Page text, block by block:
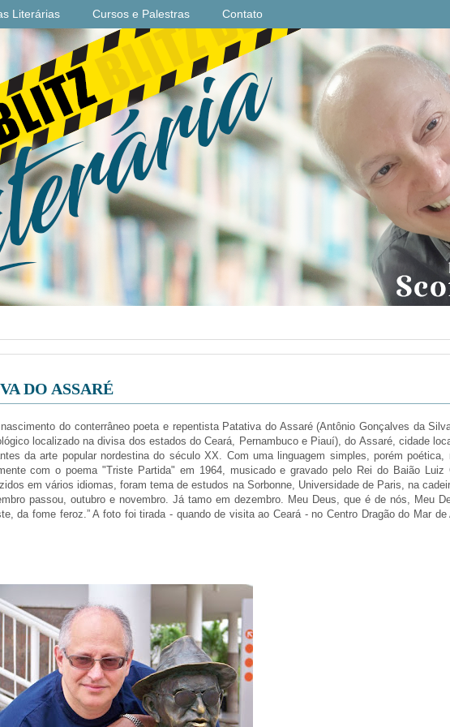
Literárias Cursos e Palestras Contato
DO ASSARÉ
do conterrâneo poeta e repentista Patativa do Assaré (Antônio Gonçalves da
localizado na divisa dos estados do Ceará, Pernambuco e Piauí), do Assaré, cidade
da arte popular nordestina do século XX. Com uma linguagem simples, porém poética,
com o poema "Triste Partida" em 1964, musicado e gravado pelo Rei do Baião Luiz
em vários idiomas, foram tema de estudos na Sorbonne, Universidade de Paris, na
passou, outubro e novembro. Já tamo em dezembro. Meu Deus, que é de nós, Meu
da fome feroz.” A foto foi tirada - quando de visita ao Ceará - no Centro Dragão do Mar de